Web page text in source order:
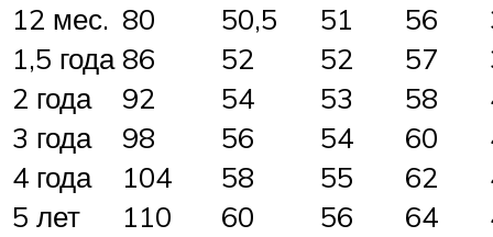
12 мес. 80 50,5 51 56
1,5 года 86 52 52 57
2 года
92 54 53 58
3 года
98 56 54 60
4 года
104 58 55 62
5 лет
110 60 56 64